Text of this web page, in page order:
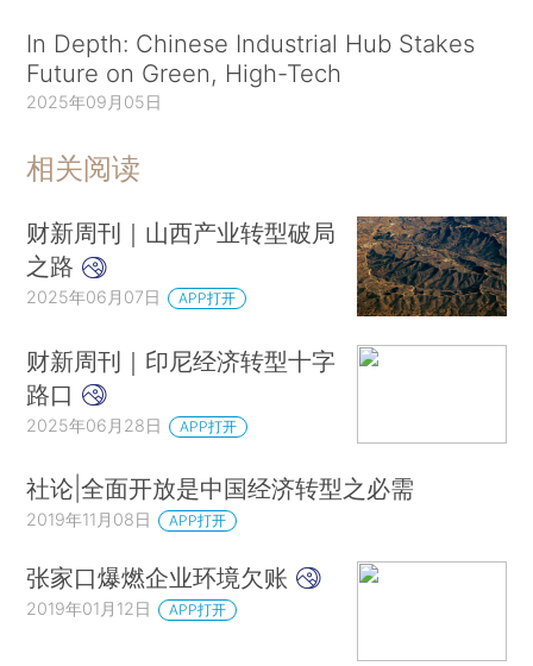
In Depth: Chinese Industrial Hub Stakes
Future on Green, High-Tech
2025年09月05日
相关阅读
财新周刊｜山西产业转型破局
之路
2025年06月07日 APP打开
财新周刊｜印尼经济转型十字
路口
2025年06月28日 APP打开
社论|全面开放是中国经济转型之必需
2019年11月08日 APP打开
张家口爆燃企业环境欠账
2019年01月12日 APP打开